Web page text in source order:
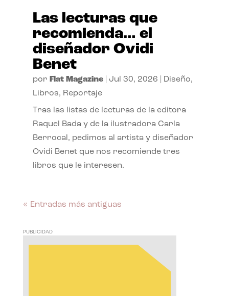
Las lecturas que
recomienda… el
diseñador Ovidi
Benet
por Flat Magazine| Jul 30, 2026 Diseño,
Libros, Reportaje
Tras las listas de lecturas de la editora
Raquel Bada y de la ilustradora Carla
Berrocal, pedimos al artista y diseñador
Ovidi Benet que nos recomiende tres
libros que le interesen.
« Entradas más antiguas
PUBLICIDAD